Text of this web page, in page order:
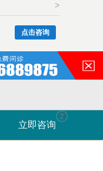
>
点击咨询
一直从事与白
立即咨询
2
电话咨询